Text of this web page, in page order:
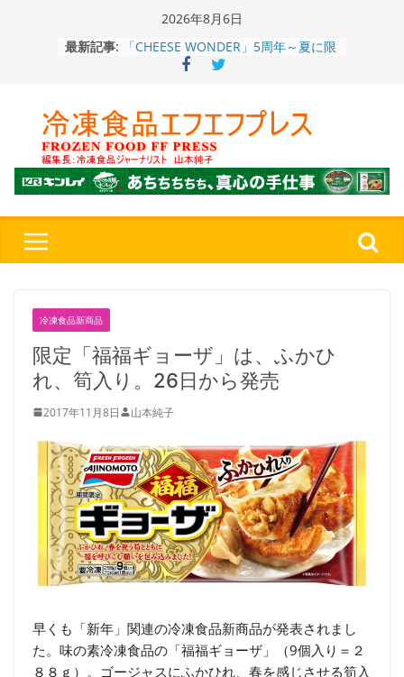
2026年8月6日
最新記事:
「CHEESE WONDER」5周年～夏に限
定さわやかフレーバー「CHEESE
ジ♪ふわもちめん！！「冷凍 日清の
どん兵衛 大盛 きつねうどん」
「同 肉うどん」
日清食品冷凍、背油の旨み・コク深い
醤油味・かつてない細麺！ 「冷凍
送、冷凍食品特別版を見逃し配信
冷凍食品新商品
限定「福福ギョーザ」は、ふかひ
れ、筍入り。26日から発売
2017年11月8日 山本純子
早くも「新年」関連の冷凍食品新商品が発表されまし
た。味の素冷凍食品の「福福ギョーザ」（9個入り＝２
８８ｇ）。ゴージャスにふかひれ、春を感じさせる筍入